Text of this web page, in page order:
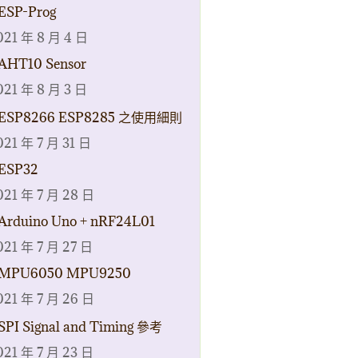
Prog
年 8 月 4 日
Sensor
年 8 月 3 日
ESP8285 之使用細則
年 7 月 31 日
年 7 月 28 日
Uno + nRF24L01
年 7 月 27 日
MPU9250
年 7 月 26 日
Signal and Timing 參考
年 7 月 23 日